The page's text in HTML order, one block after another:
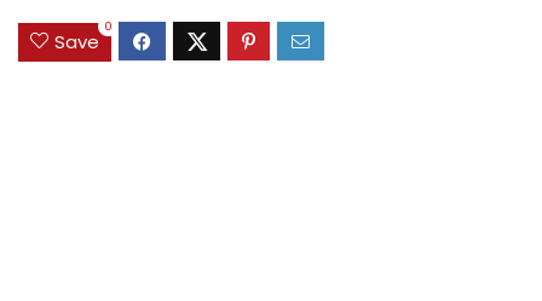
Save
0